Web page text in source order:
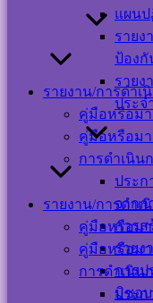
รายงาน/การดำเ
คู่มือหรือม
คู่มือหรือมา
การดำเนิน
ประก
จากก
การ
รายง
การป
มิชอ
แผน
รายง
ป้องกั
รายง
ประจ
รายงาน/การดำเ
คู่มือหรือม
คู่มือหรือมา
การดำเนิน
ประก
ส่วนบุคคล และ
การใช้งานคุกกี้
นโยบายการ
รักษาความ
มั่นคงปลอดภัย
©สงวนลิขสิทธิ์ เทศบา
ติดต่อ-สอบถาม